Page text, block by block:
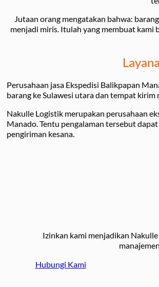
Jutaan orang mengatakan bahwa:
menjadi miris. Itulah yang membuat
Perusahaan jasa Ekspedisi Balikpapan
barang ke Sulawesi utara dan tempat
Nakulle Logistik merupakan perusahaan
Manado. Tentu pengalaman tersebut
pengiriman kesana.
Izinkan kami menjadikan
Hubungi Kami